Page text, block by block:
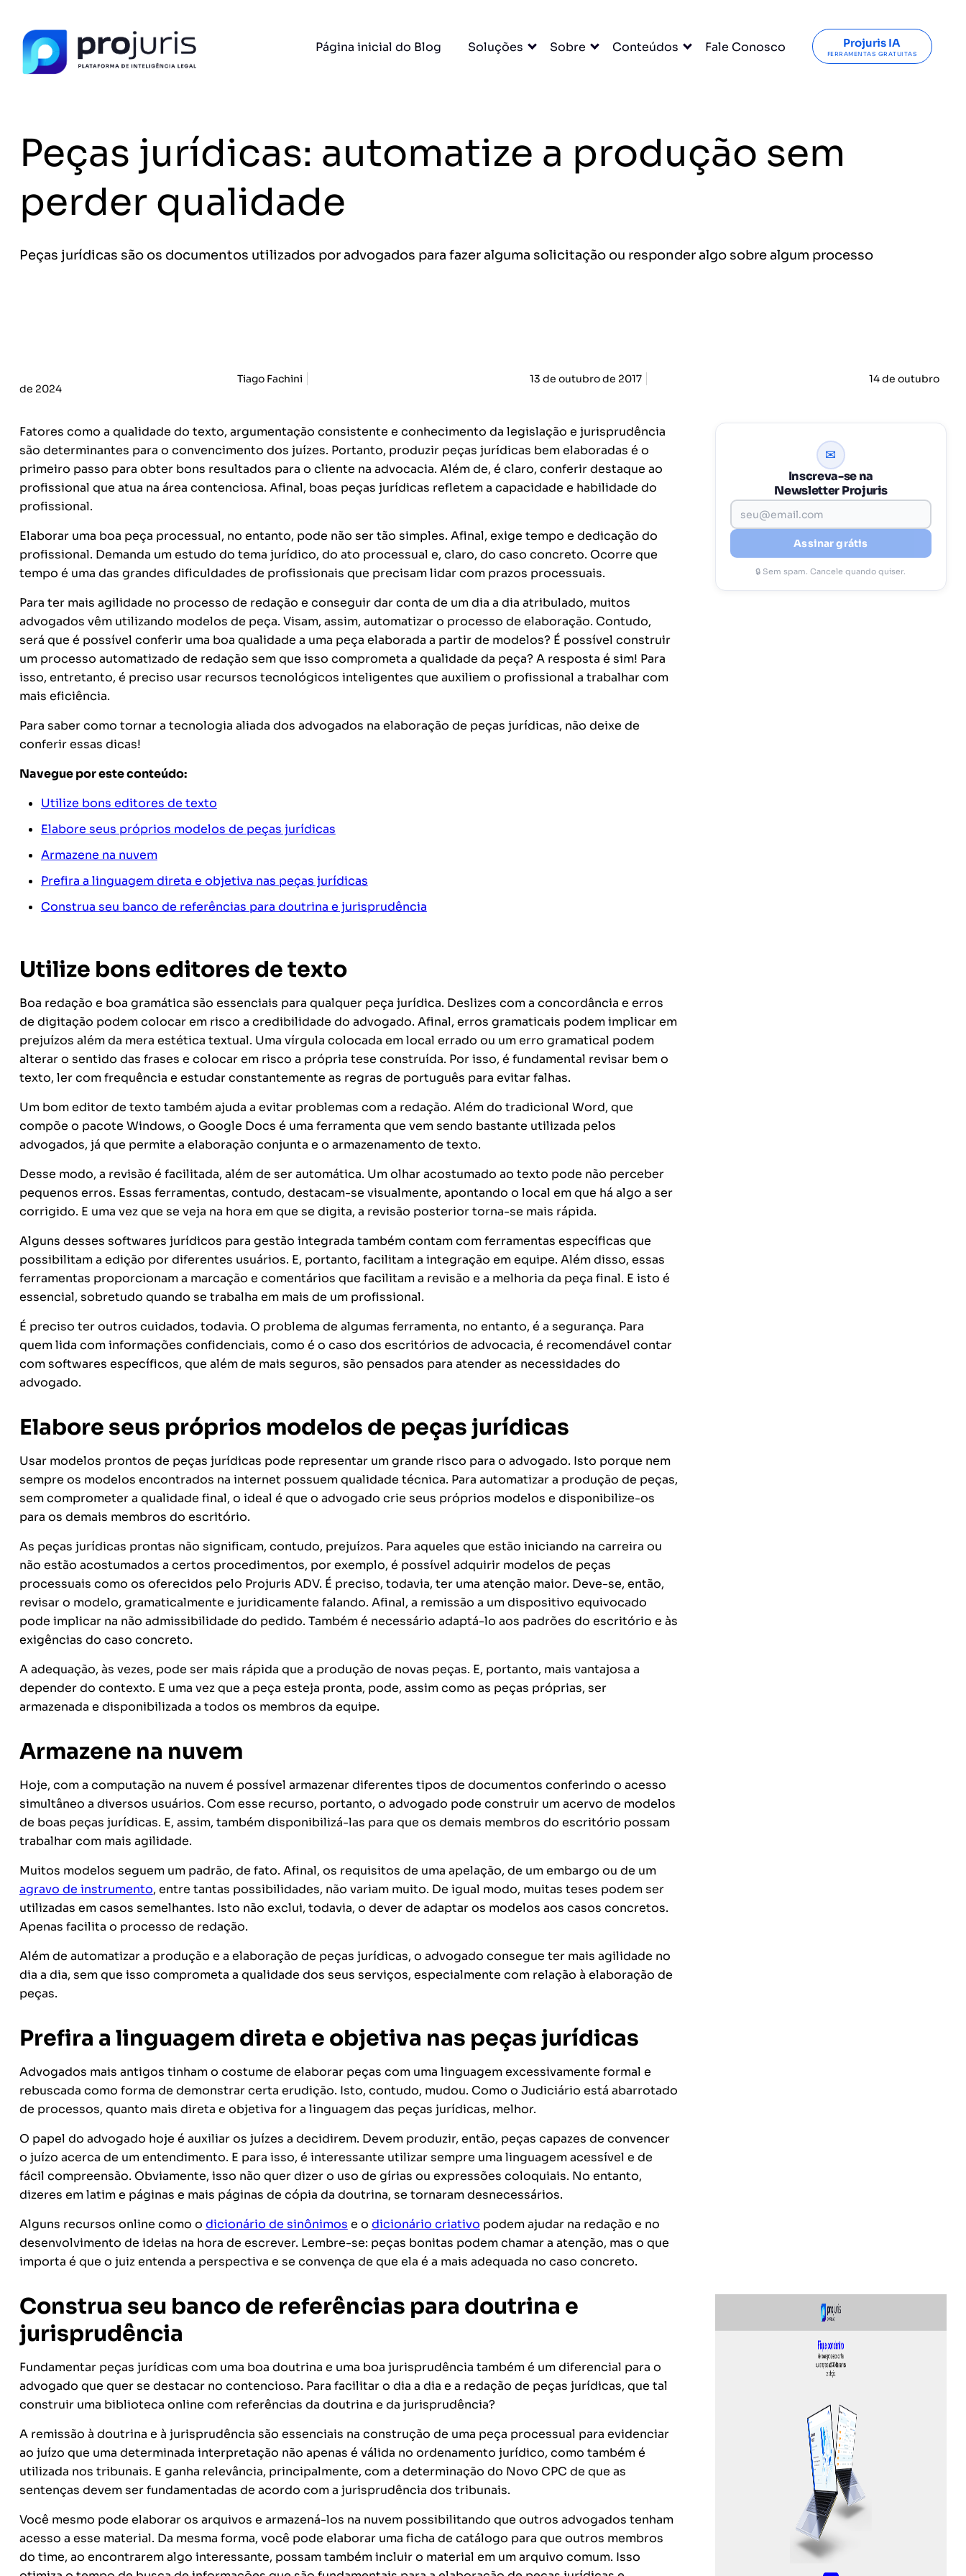
Página inicial do Blog Soluções Sobre Conteúdos Fale Conosco Projuris IA
FERRAMENTAS GRATUITAS
Peças jurídicas: automatize a produção sem
perder qualidade
Peças jurídicas são os documentos utilizados por advogados para fazer alguma solicitação ou responder algo sobre algum processo
Tiago Fachini 13 de outubro de 2017 14 de outubro
de 2024
Fatores como a qualidade do texto, argumentação consistente e conhecimento da legislação e jurisprudência
são determinantes para o convencimento dos juízes. Portanto, produzir peças jurídicas bem elaboradas é o
primeiro passo para obter bons resultados para o cliente na advocacia. Além de, é claro, conferir destaque ao
profissional que atua na área contenciosa. Afinal, boas peças jurídicas refletem a capacidade e habilidade do
profissional.
Elaborar uma boa peça processual, no entanto, pode não ser tão simples. Afinal, exige tempo e dedicação do
profissional. Demanda um estudo do tema jurídico, do ato processual e, claro, do caso concreto. Ocorre que
tempo é uma das grandes dificuldades de profissionais que precisam lidar com prazos processuais.
Para ter mais agilidade no processo de redação e conseguir dar conta de um dia a dia atribulado, muitos
advogados vêm utilizando modelos de peça. Visam, assim, automatizar o processo de elaboração. Contudo,
será que é possível conferir uma boa qualidade a uma peça elaborada a partir de modelos? É possível construir
um processo automatizado de redação sem que isso comprometa a qualidade da peça? A resposta é sim! Para
isso, entretanto, é preciso usar recursos tecnológicos inteligentes que auxiliem o profissional a trabalhar com
mais eficiência.
Para saber como tornar a tecnologia aliada dos advogados na elaboração de peças jurídicas, não deixe de
conferir essas dicas!
Navegue por este conteúdo:
Utilize bons editores de texto
Elabore seus próprios modelos de peças jurídicas
Armazene na nuvem
Prefira a linguagem direta e objetiva nas peças jurídicas
Construa seu banco de referências para doutrina e jurisprudência
Utilize bons editores de texto
Boa redação e boa gramática são essenciais para qualquer peça jurídica. Deslizes com a concordância e erros
de digitação podem colocar em risco a credibilidade do advogado. Afinal, erros gramaticais podem implicar em
prejuízos além da mera estética textual. Uma vírgula colocada em local errado ou um erro gramatical podem
alterar o sentido das frases e colocar em risco a própria tese construída. Por isso, é fundamental revisar bem o
texto, ler com frequência e estudar constantemente as regras de português para evitar falhas.
Um bom editor de texto também ajuda a evitar problemas com a redação. Além do tradicional Word, que
compõe o pacote Windows, o Google Docs é uma ferramenta que vem sendo bastante utilizada pelos
advogados, já que permite a elaboração conjunta e o armazenamento de texto.
Desse modo, a revisão é facilitada, além de ser automática. Um olhar acostumado ao texto pode não perceber
pequenos erros. Essas ferramentas, contudo, destacam-se visualmente, apontando o local em que há algo a ser
corrigido. E uma vez que se veja na hora em que se digita, a revisão posterior torna-se mais rápida.
Alguns desses softwares jurídicos para gestão integrada também contam com ferramentas específicas que
possibilitam a edição por diferentes usuários. E, portanto, facilitam a integração em equipe. Além disso, essas
ferramentas proporcionam a marcação e comentários que facilitam a revisão e a melhoria da peça final. E isto é
essencial, sobretudo quando se trabalha em mais de um profissional.
É preciso ter outros cuidados, todavia. O problema de algumas ferramenta, no entanto, é a segurança. Para
quem lida com informações confidenciais, como é o caso dos escritórios de advocacia, é recomendável contar
com softwares específicos, que além de mais seguros, são pensados para atender as necessidades do
advogado.
Elabore seus próprios modelos de peças jurídicas
Usar modelos prontos de peças jurídicas pode representar um grande risco para o advogado. Isto porque nem
sempre os modelos encontrados na internet possuem qualidade técnica. Para automatizar a produção de peças,
sem comprometer a qualidade final, o ideal é que o advogado crie seus próprios modelos e disponibilize-os
para os demais membros do escritório.
As peças jurídicas prontas não significam, contudo, prejuízos. Para aqueles que estão iniciando na carreira ou
não estão acostumados a certos procedimentos, por exemplo, é possível adquirir modelos de peças
processuais como os oferecidos pelo Projuris ADV. É preciso, todavia, ter uma atenção maior. Deve-se, então,
revisar o modelo, gramaticalmente e juridicamente falando. Afinal, a remissão a um dispositivo equivocado
pode implicar na não admissibilidade do pedido. Também é necessário adaptá-lo aos padrões do escritório e às
exigências do caso concreto.
A adequação, às vezes, pode ser mais rápida que a produção de novas peças. E, portanto, mais vantajosa a
depender do contexto. E uma vez que a peça esteja pronta, pode, assim como as peças próprias, ser
armazenada e disponibilizada a todos os membros da equipe.
Armazene na nuvem
Hoje, com a computação na nuvem é possível armazenar diferentes tipos de documentos conferindo o acesso
simultâneo a diversos usuários. Com esse recurso, portanto, o advogado pode construir um acervo de modelos
de boas peças jurídicas. E, assim, também disponibilizá-las para que os demais membros do escritório possam
trabalhar com mais agilidade.
Muitos modelos seguem um padrão, de fato. Afinal, os requisitos de uma apelação, de um embargo ou de um
agravo de instrumento, entre tantas possibilidades, não variam muito. De igual modo, muitas teses podem ser
utilizadas em casos semelhantes. Isto não exclui, todavia, o dever de adaptar os modelos aos casos concretos.
Apenas facilita o processo de redação.
Além de automatizar a produção e a elaboração de peças jurídicas, o advogado consegue ter mais agilidade no
dia a dia, sem que isso comprometa a qualidade dos seus serviços, especialmente com relação à elaboração de
peças.
Prefira a linguagem direta e objetiva nas peças jurídicas
Advogados mais antigos tinham o costume de elaborar peças com uma linguagem excessivamente formal e
rebuscada como forma de demonstrar certa erudição. Isto, contudo, mudou. Como o Judiciário está abarrotado
de processos, quanto mais direta e objetiva for a linguagem das peças jurídicas, melhor.
O papel do advogado hoje é auxiliar os juízes a decidirem. Devem produzir, então, peças capazes de convencer
o juízo acerca de um entendimento. E para isso, é interessante utilizar sempre uma linguagem acessível e de
fácil compreensão. Obviamente, isso não quer dizer o uso de gírias ou expressões coloquiais. No entanto,
dizeres em latim e páginas e mais páginas de cópia da doutrina, se tornaram desnecessários.
Alguns recursos online como o dicionário de sinônimos e o dicionário criativo podem ajudar na redação e no
desenvolvimento de ideias na hora de escrever. Lembre-se: peças bonitas podem chamar a atenção, mas o que
importa é que o juiz entenda a perspectiva e se convença de que ela é a mais adequada no caso concreto.
Construa seu banco de referências para doutrina e
jurisprudência
Fundamentar peças jurídicas com uma boa doutrina e uma boa jurisprudência também é um diferencial para o
advogado que quer se destacar no contencioso. Para facilitar o dia a dia e a redação de peças jurídicas, que tal
construir uma biblioteca online com referências da doutrina e da jurisprudência?
A remissão à doutrina e à jurisprudência são essenciais na construção de uma peça processual para evidenciar
ao juízo que uma determinada interpretação não apenas é válida no ordenamento jurídico, como também é
utilizada nos tribunais. E ganha relevância, principalmente, com a determinação do Novo CPC de que as
sentenças devem ser fundamentadas de acordo com a jurisprudência dos tribunais.
Você mesmo pode elaborar os arquivos e armazená-los na nuvem possibilitando que outros advogados tenham
acesso a esse material. Da mesma forma, você pode elaborar uma ficha de catálogo para que outros membros
do time, ao encontrarem algo interessante, possam também incluir o material em um arquivo comum. Isso
✉
Inscreva-se na
Newsletter Projuris
Assinar grátis
🔒 Sem spam. Cancele quando quiser.
Petições, análise de contratos, assistente jurídico e muito mais.
Sem pagar nada.
Template PPT Jurídico